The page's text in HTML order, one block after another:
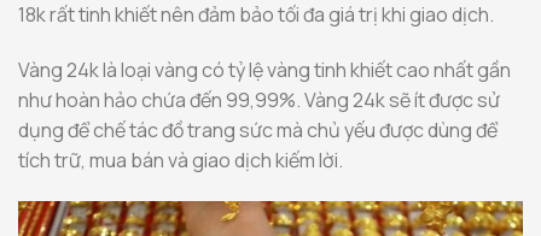
18k rất tinh khiết nên đảm bảo tối đa giá trị khi giao dịch.
Vàng 24k là loại vàng có tỷ lệ vàng tinh khiết cao nhất gần
như hoàn hảo chứa đến 99,99%. Vàng 24k sẽ ít được sử
dụng để chế tác đồ trang sức mà chủ yếu được dùng để
tích trữ, mua bán và giao dịch kiếm lời.